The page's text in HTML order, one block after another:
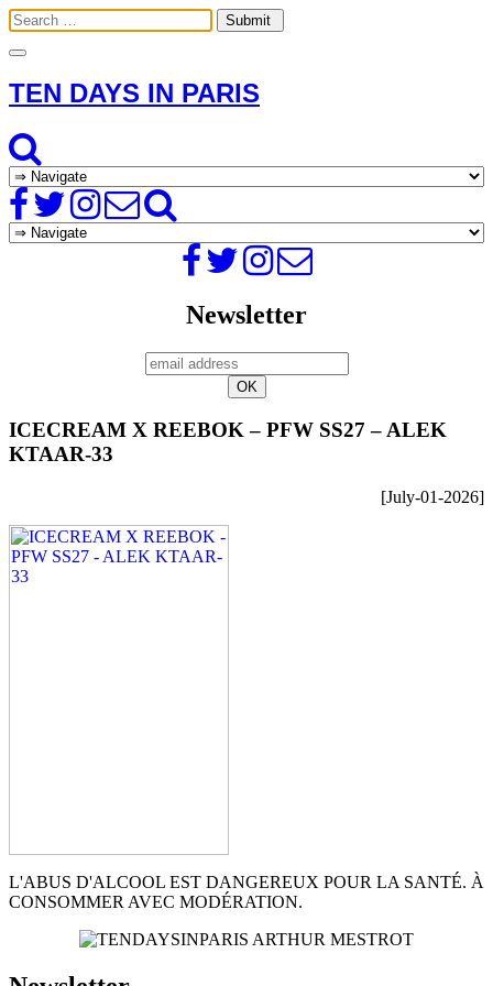
Toggle
TEN DAYS IN PARIS
Newsletter
ICECREAM X REEBOK – PFW SS27 – ALEK
KTAAR-33
[July-01-2026]
L'ABUS D'ALCOOL EST DANGEREUX POUR LA SANTÉ. À
CONSOMMER AVEC MODÉRATION.